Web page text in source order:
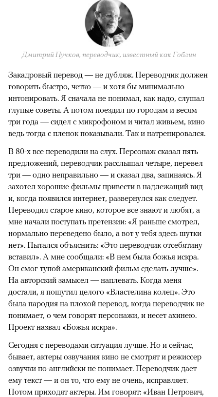
Дмитрий Пучков, переводчик, известный как Гоблин
Закадровый перевод — не дубляж. Переводчик должен
говорить быстро, четко — и хотя бы минимально
интонировать. Я сначала не понимал, как надо, слушал
глупые советы. А потом поездил по городам и весям
три года — сидел с микрофоном и читал живьем, кино
ведь тогда с пленок показывали. Так и натренировался.
В 80-х все переводили на слух. Персонаж сказал пять
предложений, переводчик расслышал четыре, перевел
три — одно неправильно — и сказал два, запинаясь. Я
захотел хорошие фильмы привести в надлежащий вид
и, когда появился интернет, развернулся как следует.
Переводил старое кино, которое все знают и любят, а
мне начали поступать претензии: «Я раньше смотрел,
нормально переведено было, а вот у тебя здесь шутки
нет». Пытался объяснить: «Это переводчик отсебятину
вставил». А мне сообщали: «В нем была божья искра.
Он смог тупой американский фильм сделать лучше».
На авторский замысел — наплевать. Когда меня
достали, я пошутил целого «Властелина колец». Это
была пародия на плохой перевод, когда переводчик не
понимает, о чем говорят персонажи, и несет ахинею.
Проект назвал «Божья искра».
Сегодня с переводами ситуация лучше. Но и сейчас,
бывает, актеры озвучания кино не смотрят и режиссер
озвучки по-английски не понимает. Переводчик дает
ему текст — и он то, что ему не очень, исправляет.
Потом приходят актеры. Им говорят: «Иван Петрович,